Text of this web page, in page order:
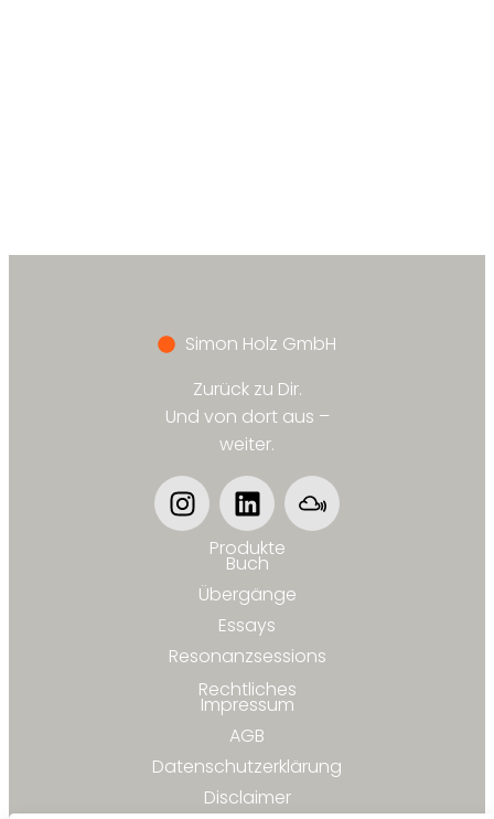
Simon Holz GmbH
Zurück zu Dir.
Und von dort aus –
weiter.
Produkte
Buch
Übergänge
Essays
Resonanzsessions
Rechtliches
Impressum
AGB
Datenschutzerklärung
Disclaimer